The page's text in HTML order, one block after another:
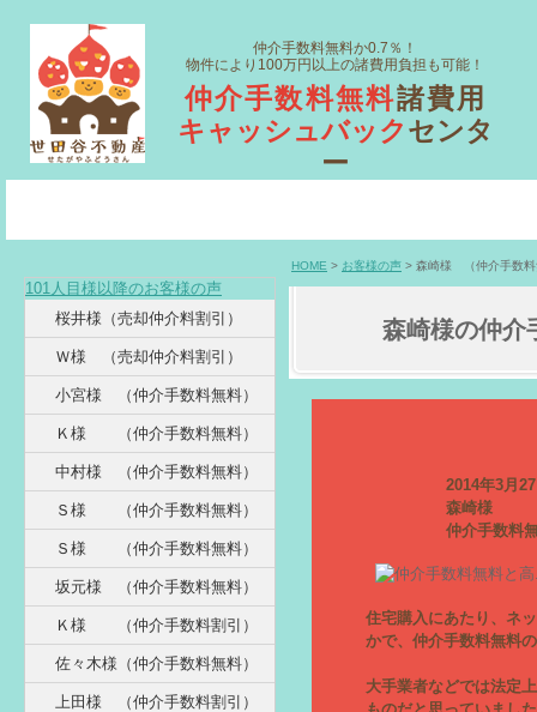
仲介手数料無料か0.7％！
物件により100万円以上の諸費用負担も可能！
仲介手数料無料諸費用
キャッシュバック センタ
ー
101人目様以降のお客様の声
桜井様（売却仲介料割引）
Ｗ様 （売却仲介料割引）
小宮様 （仲介手数料無料）
Ｋ様 （仲介手数料無料）
中村様 （仲介手数料無料）
Ｓ様 （仲介手数料無料）
Ｓ様 （仲介手数料無料）
坂元様 （仲介手数料無料）
Ｋ様 （仲介手数料割引）
佐々木様（仲介手数料無料）
上田様 （仲介手数料割引）
HOME > お客様の声 > 森崎様 （仲介手数料
森崎様の仲介
2014年3月
森崎様
仲介手数料
住宅購入にあたり、ネ
かで、仲介手数料無料
大手業者などでは法定